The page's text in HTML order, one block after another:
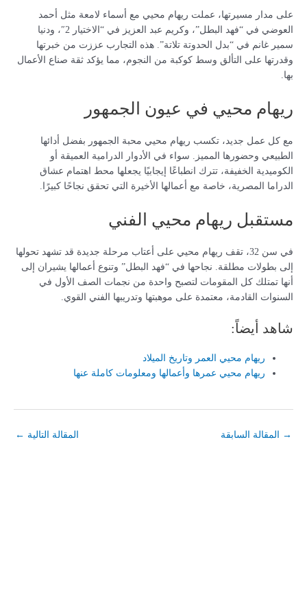
على مدار مسيرتها، عملت ريهام محيي مع أسماء لامعة مثل أحمد
العوضي في “فهد البطل”، وكريم عبد العزيز في “الاختيار 2″، ودنيا
سمير غانم في “بدل الحدوتة تلاتة”. هذه التجارب عززت من خبرتها
وقدرتها على التألق وسط كوكبة من النجوم، مما يؤكد ثقة صناع الأعمال
بها.
ريهام محيي في عيون الجمهور
مع كل عمل جديد، تكسب ريهام محيي محبة الجمهور بفضل أدائها
الطبيعي وحضورها المميز. سواء في الأدوار الدرامية العميقة أو
الكوميدية الخفيفة، تترك انطباعًا إيجابيًا يجعلها محط اهتمام عشاق
الدراما المصرية، خاصة مع أعمالها الأخيرة التي تحقق نجاحًا كبيرًا.
مستقبل ريهام محيي الفني
في سن 32، تقف ريهام محيي على أعتاب مرحلة جديدة قد تشهد تحولها
إلى بطولات مطلقة. نجاحها في “فهد البطل” وتنوع أعمالها يشيران إلى
أنها تمتلك كل المقومات لتصبح واحدة من نجمات الصف الأول في
السنوات القادمة، معتمدة على موهبتها وتدريبها الفني القوي.
شاهد أيضاً:
ريهام محيي العمر وتاريخ الميلاد
ريهام محيي عمرها وأعمالها ومعلومات كاملة عنها
→ المقالة السابقة المقالة التالية ←